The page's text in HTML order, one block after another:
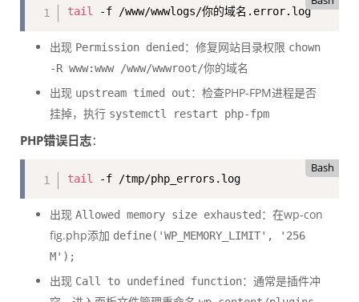
tail -f /www/wwwlogs/你的域名.error.log
出现 Permission denied ：修复网站目录权限 chown
-R www:www /www/wwwroot/你的域名
出现 upstream timed out：检查PHP-FPM进程是否
挂掉，执行 systemctl restart php-fpm
PHP错误日志：
Bash
tail -f /tmp/php_errors.log
出现 Allowed memory size exhausted ：在wp-con
fig.php添加 define('WP_MEMORY_LIMIT', '256
M');
出现 Call to undefined function：通常是插件冲